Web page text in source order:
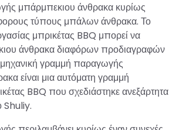
μπάρμπεκιου άνθρακα κυρίως
τύπους μπάλων άνθρακα. Το
μπρικέτας BBQ μπορεί να
άνθρακα διαφόρων προδιαγραφών
γραμμή παραγωγής
είναι μια αυτόματη γραμμή
BBQ που σχεδιάστηκε ανεξάρτητα
Shuliy.